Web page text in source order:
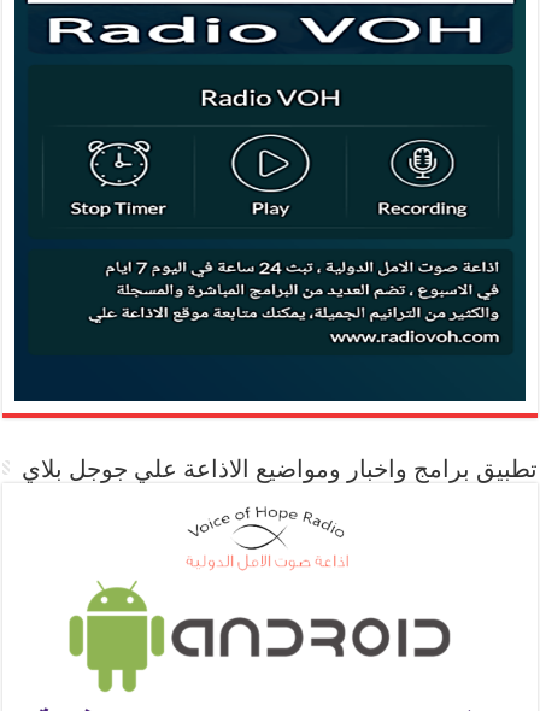
تطبيق برامج واخبار ومواضيع الاذاعة علي جوجل بلاي